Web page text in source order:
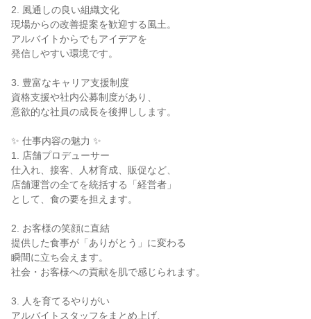
2. 風通しの良い組織文化
現場からの改善提案を歓迎する風土。
アルバイトからでもアイデアを
発信しやすい環境です。
3. 豊富なキャリア支援制度
資格支援や社内公募制度があり、
意欲的な社員の成長を後押しします。
✨ 仕事内容の魅力 ✨
1. 店舗プロデューサー
仕入れ、接客、人材育成、販促など、
店舗運営の全てを統括する「経営者」
として、食の要を担えます。
2. お客様の笑顔に直結
提供した食事が「ありがとう」に変わる
瞬間に立ち会えます。
社会・お客様への貢献を肌で感じられます。
3. 人を育てるやりがい
アルバイトスタッフをまとめ上げ、